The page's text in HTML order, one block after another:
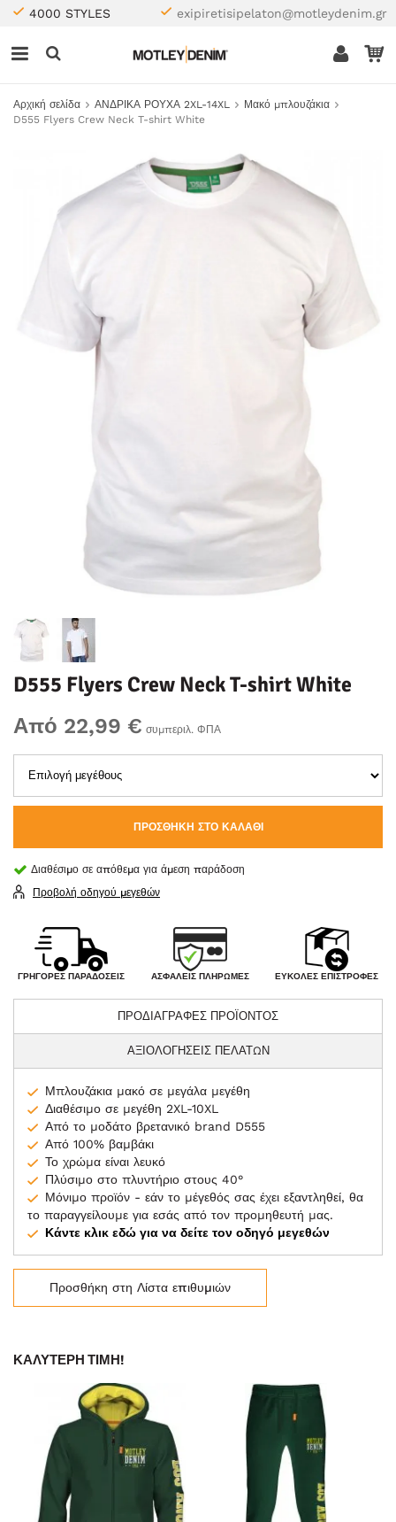
4000 STYLES exipiretisipelaton@motleydenim.gr
Αρχική σελίδα ΑΝΔΡΙΚΑ ΡΟΥΧΑ 2XL-14XL
Μακό μπλουζάκια
D555 Flyers Crew Neck T-shirt White
D555 Flyers Crew Neck T-shirt White
Από 22,99 € συμπεριλ. ΦΠΑ
ΠΡΟΣΘΉΚΗ ΣΤΟ ΚΑΛΆΘΙ
Διαθέσιμο σε απόθεμα για άμεση παράδοση
Προβολή οδηγού μεγεθών
ΓΡΉΓΟΡΕΣ ΠΑΡΑΔΌΣΕΙΣ ΑΣΦΑΛΕΊΣ ΠΛΗΡΩΜΈΣ ΕΎΚΟΛΕΣ ΕΠΙΣΤΡΟΦΈΣ
ΠΡΟΔΙΑΓΡΑΦΕΣ ΠΡΟΪΟΝΤΟΣ
ΑΞΙΟΛΟΓΗΣΕΙΣ ΠΕΛΑΤΩΝ
Μπλουζάκια μακό σε μεγάλα μεγέθη
Διαθέσιμο σε μεγέθη 2XL-10XL
Από το μοδάτο βρετανικό brand D555
Από 100% βαμβάκι
Το χρώμα είναι λευκό
Πλύσιμο στο πλυντήριο στους 40°
Μόνιμο προϊόν - εάν το μέγεθός σας έχει εξαντληθεί, θα
το παραγγείλουμε για εσάς από τον προμηθευτή μας.
Κάντε κλικ εδώ για να δείτε τον οδηγό μεγεθών
Προσθήκη στη Λίστα επιθυμιών
ΚΑΛΎΤΕΡΗ ΤΙΜΉ!